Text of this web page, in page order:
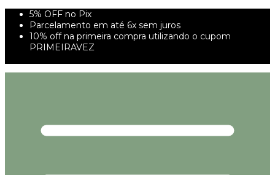
5% OFF no Pix
Parcelamento em até 6x sem juros
10% off na primeira compra utilizando o cupom
PRIMEIRAVEZ